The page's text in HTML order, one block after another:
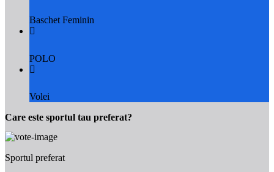
Baschet Feminin
POLO
Volei
Care este sportul tau preferat?
Sportul preferat